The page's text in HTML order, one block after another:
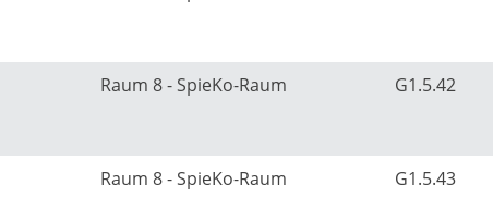
Raum 8 - SpieKo-Raum G1.5.42
Raum 8 - SpieKo-Raum G1.5.43